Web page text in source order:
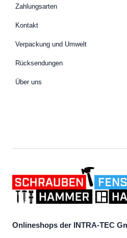
Zahlungsarten
Kontakt
Verpackung und Umwelt
Rücksendungen
Über uns
Onlineshops der INTRA-TEC